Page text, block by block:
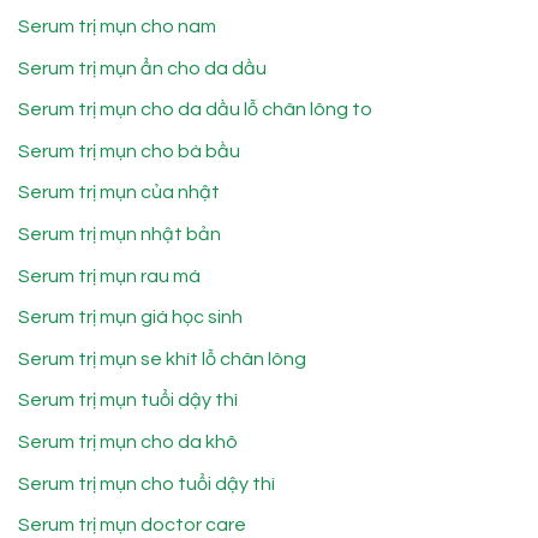
Serum trị mụn cho nam
Serum trị mụn ẩn cho da dầu
Serum trị mụn cho da dầu lỗ chân lông to
Serum trị mụn cho bà bầu
Serum trị mụn của nhật
Serum trị mụn nhật bản
Serum trị mụn rau má
Serum trị mụn giá học sinh
Serum trị mụn se khít lỗ chân lông
Serum trị mụn tuổi dậy thì
Serum trị mụn cho da khô
Serum trị mụn cho tuổi dậy thì
Serum trị mụn doctor care